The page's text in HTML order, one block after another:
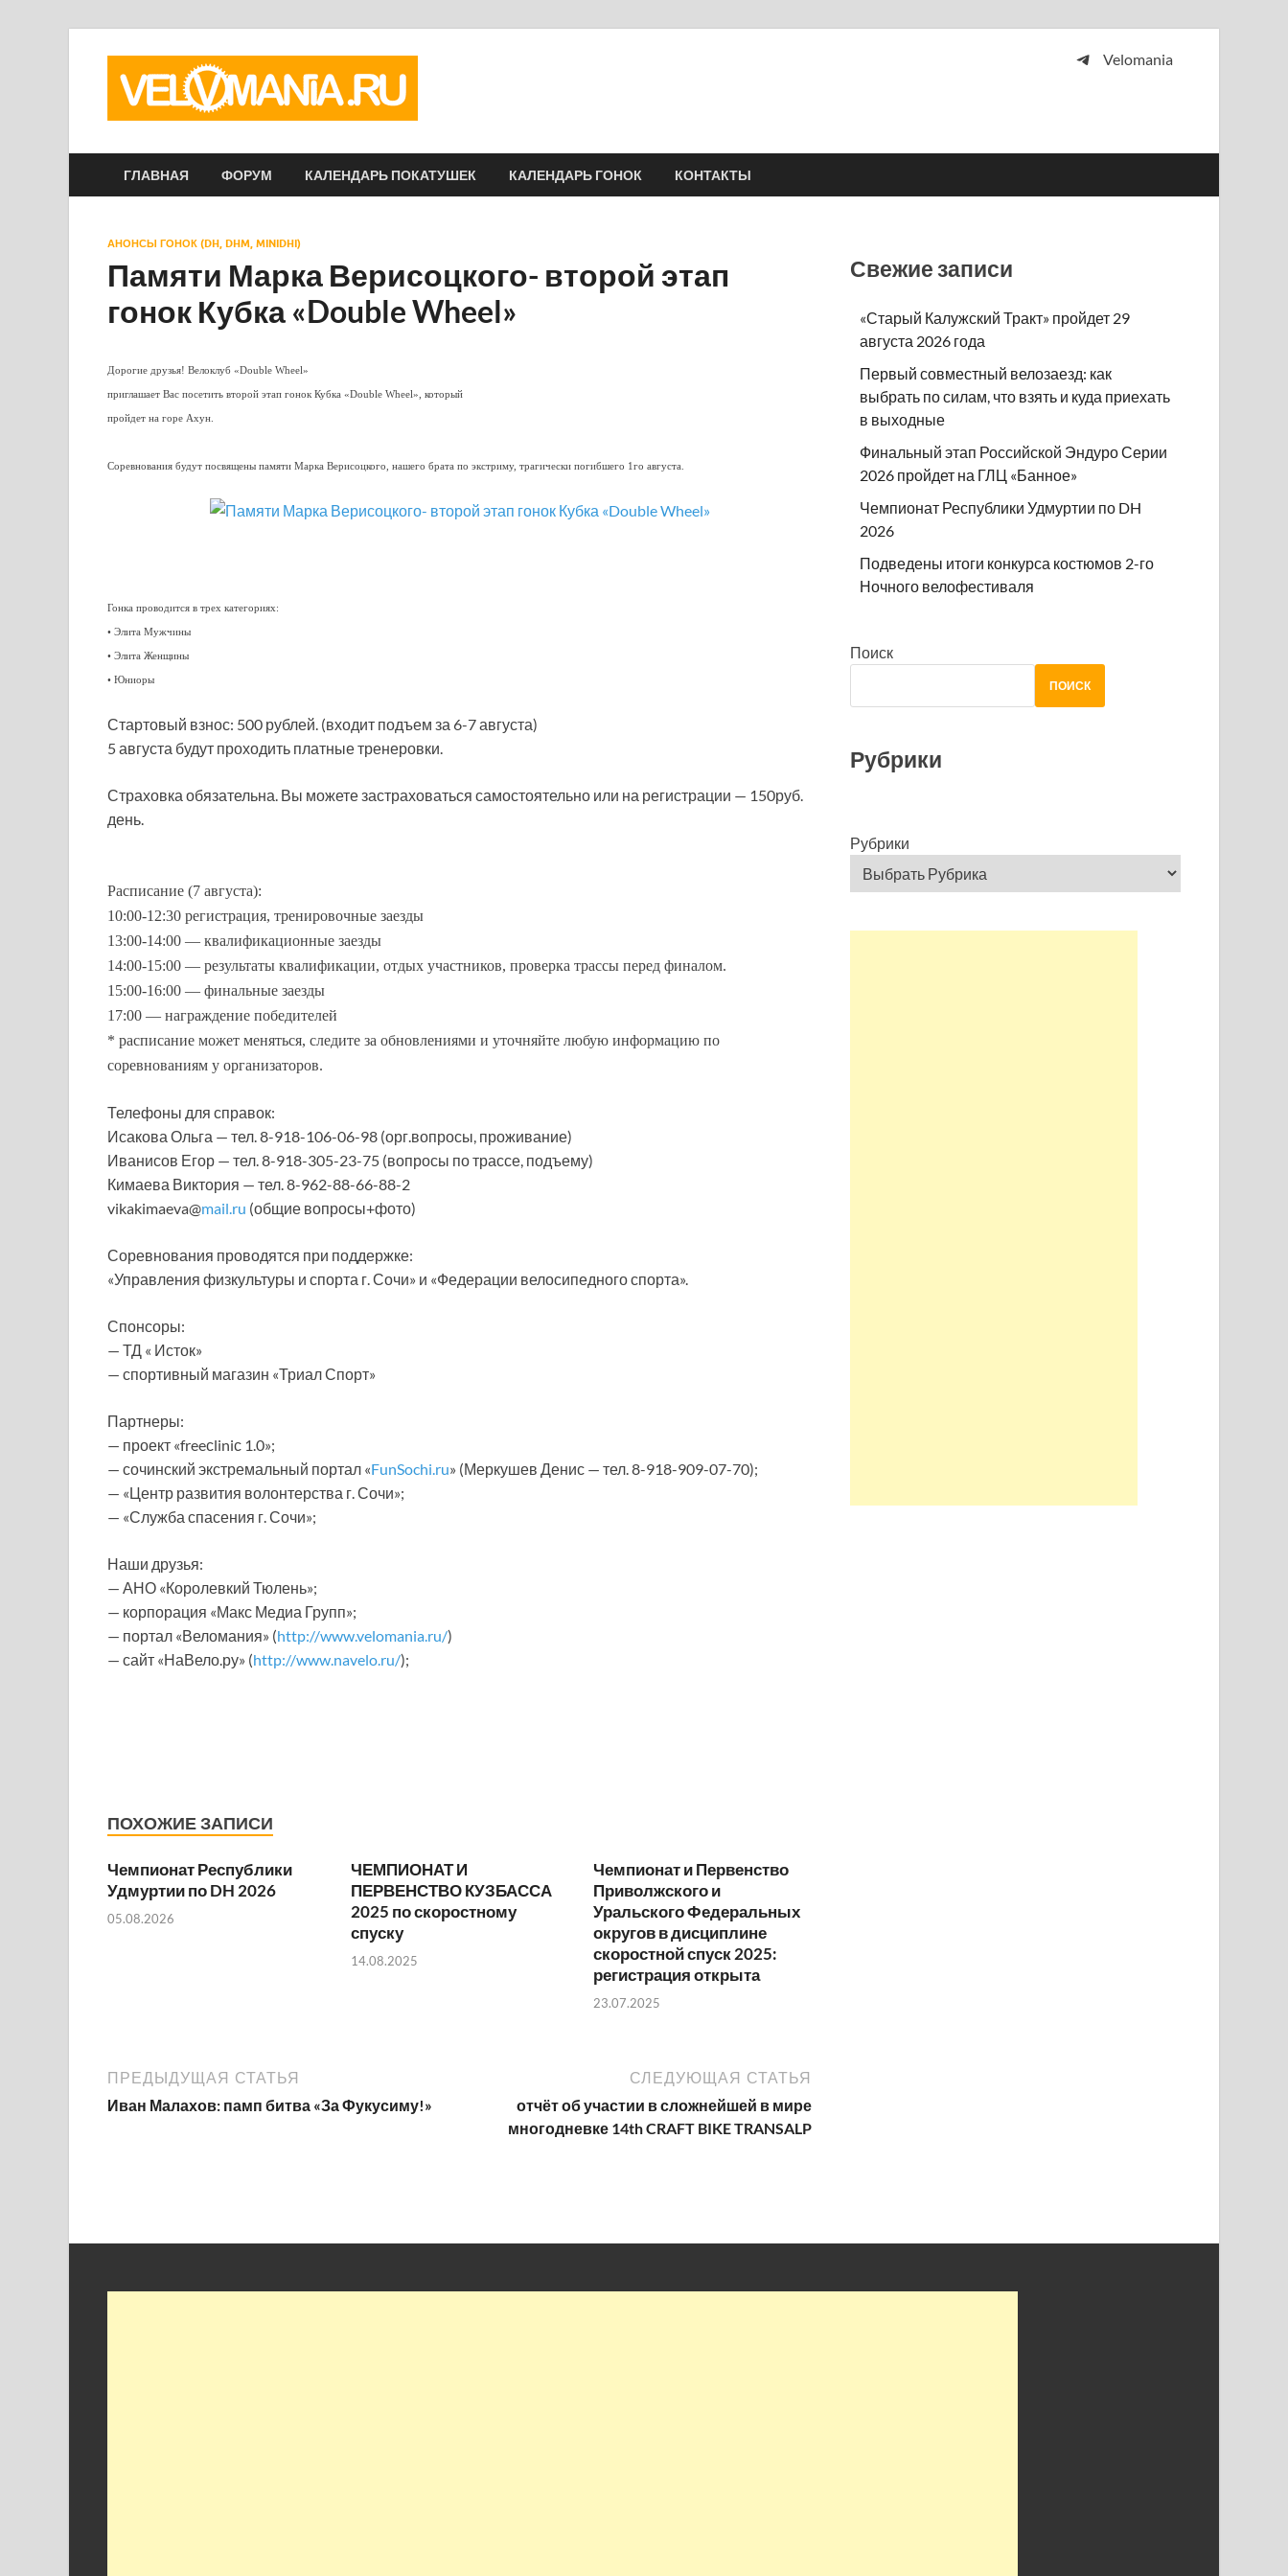
Velomania
ГЛАВНАЯ ФОРУМ КАЛЕНДАРЬ ПОКАТУШЕК КАЛЕНДАРЬ ГОНОК КОНТАКТЫ
АНОНСЫ ГОНОК (DH, DHM, MINIDHI)
Памяти Марка Верисоцкого- второй этап
гонок Кубка «Double Wheel»
Дорогие друзья! Велоклуб «Double Wheel»
приглашает Вас посетить второй этап гонок Кубка «Double Wheel», который
пройдет на горе Ахун.
Соревнования будут посвящены памяти Марка Верисоцкого, нашего брата по экстриму, трагически погибшего 1го августа.
Гонка проводится в трех категориях:
• Элита Мужчины
• Элита Женщины
• Юниоры
Стартовый взнос: 500 рублей. (входит подъем за 6-7 августа)
5 августа будут проходить платные тренеровки.
Страховка обязательна. Вы можете застраховаться самостоятельно или на регистрации — 150руб.
день.
Расписание (7 августа):
10:00-12:30 регистрация, тренировочные заезды
13:00-14:00 — квалификационные заезды
14:00-15:00 — результаты квалификации, отдых участников, проверка трассы перед финалом.
15:00-16:00 — финальные заезды
17:00 — награждение победителей
* расписание может меняться, следите за обновлениями и уточняйте любую информацию по
соревнованиям у организаторов.
Телефоны для справок:
Исакова Ольга — тел. 8-918-106-06-98 (орг.вопросы, проживание)
Иванисов Егор — тел. 8-918-305-23-75 (вопросы по трассе, подъему)
Кимаева Виктория — тел. 8-962-88-66-88-2
vikakimaeva@mail.ru (общие вопросы+фото)
Соревнования проводятся при поддержке:
«Управления физкультуры и спорта г. Сочи» и «Федерации велосипедного спорта».
Спонсоры:
— ТД « Исток»
— спортивный магазин «Триал Спорт»
Партнеры:
— проект «freeсliniс 1.0»;
— сочинский экстремальный портал «FunSochi.ru» (Меркушев Денис — тел. 8-918-909-07-70);
— «Центр развития волонтерства г. Сочи»;
— «Служба спасения г. Сочи»;
Наши друзья:
— АНО «Королевкий Тюлень»;
— корпорация «Макс Медиа Групп»;
— портал «Веломания» (http://www.velomania.ru/)
— сайт «НаВело.ру» (http://www.navelo.ru/);
ПОХОЖИЕ ЗАПИСИ
Чемпионат Республики
Удмуртии по DH 2026
05.08.2026
ЧЕМПИОНАТ И
ПЕРВЕНСТВО КУЗБАССА
2025 по скоростному
спуску
14.08.2025
Чемпионат и Первенство
Приволжского и
Уральского Федеральных
округов в дисциплине
скоростной спуск 2025:
регистрация открыта
23.07.2025
ПРЕДЫДУЩАЯ СТАТЬЯ
Иван Малахов: памп битва «За Фукусиму!»
СЛЕДУЮЩАЯ СТАТЬЯ
отчёт об участии в сложнейшей в мире
многодневке 14th CRAFT BIKE TRANSALP
Свежие записи
«Старый Калужский Тракт» пройдет 29
августа 2026 года
Первый совместный велозаезд: как
выбрать по силам, что взять и куда приехать
в выходные
Финальный этап Российской Эндуро Серии
2026 пройдет на ГЛЦ «Банное»
Чемпионат Республики Удмуртии по DH
2026
Подведены итоги конкурса костюмов 2-го
Ночного велофестиваля
Поиск
ПОИСК
Рубрики
Рубрики